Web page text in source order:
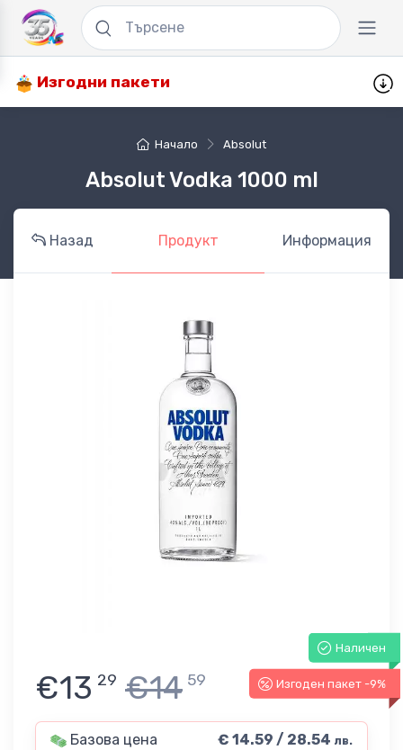
Изгодни пакети
Начало Absolut
Absolut Vodka 1000 ml
Назад Продукт Информация
Наличен
Изгоден пакет -9%
€13 29 €14 59
Базова цена € 14.59 / 28.54 лв.